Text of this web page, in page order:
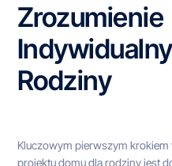
Zrozumienie
Rodziny
Kluczowym pierwszym
projektu domu dla rodziny jest